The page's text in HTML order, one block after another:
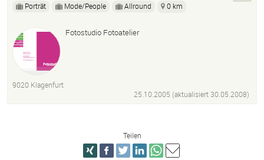
Porträt Mode/People Allround 0 km
Fotostudio Fotoatelier
9020 Klagenfurt
25.10.2005 (aktualisiert 30.05.2008)
Teilen